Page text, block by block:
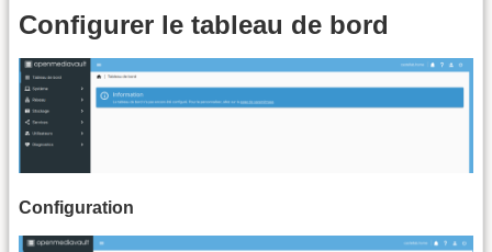
Configurer le tableau de bord
Configuration